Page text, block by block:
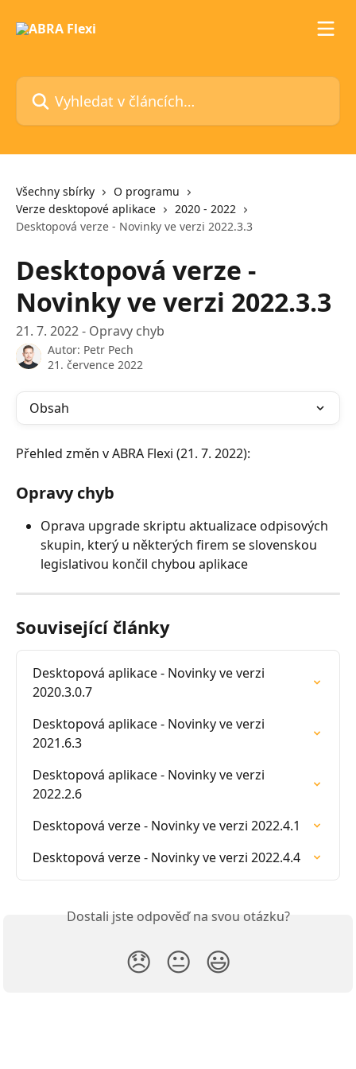
Vyhledat v článcích…
Všechny sbírky
O programu
Verze desktopové aplikace
2020 - 2022
Desktopová verze - Novinky ve verzi 2022.3.3
Desktopová verze -
Novinky ve verzi 2022.3.3
21. 7. 2022 - Opravy chyb
Autor: Petr Pech
21. července 2022
Obsah
Přehled změn v ABRA Flexi (21. 7. 2022):
Opravy chyb
Oprava upgrade skriptu aktualizace odpisových
skupin, který u některých firem se slovenskou
legislativou končil chybou aplikace
Související články
Desktopová aplikace - Novinky ve verzi
2020.3.0.7
Desktopová aplikace - Novinky ve verzi
2021.6.3
Desktopová aplikace - Novinky ve verzi
2022.2.6
Desktopová verze - Novinky ve verzi 2022.4.1
Desktopová verze - Novinky ve verzi 2022.4.4
Dostali jste odpověď na svou otázku?
😞 😐 😃